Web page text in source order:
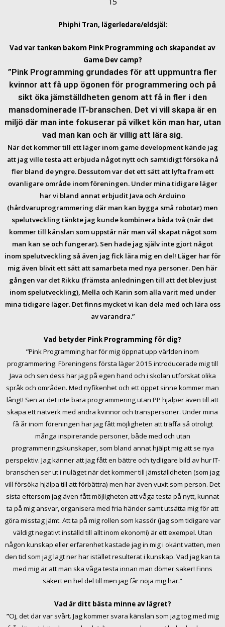
Phiphi Tran, lägerledare/eldsjäl:
Vad var tanken bakom Pink Programming och skapandet av
Game Dev camp?
”Pink Programming grundades för att uppmuntra fler
kvinnor att få upp ögonen för programmering och på
sikt öka jämställdheten genom att få in fler i den
mansdominerade IT-branschen. Det vi vill skapa är en
miljö där man inte fokuserar på vilket kön man har, utan
vad man kan och är villig att lära sig.
När det kommer till ett läger inom game development kände jag
att jag ville testa att erbjuda något nytt och samtidigt försöka nå
fler bland de yngre. Dessutom var det ett sätt att lyfta fram ett
ovanligare område inom föreningen. Under mina tidigare läger
har vi bland annat erbjudit Java och Arduino
(hårdvaruprogrammering där man kan bygga små robotar) men
spelutveckling tänkte jag kunde kombinera båda två (när det
kommer till känslan som uppstår när man väl skapat något som
man kan se och fungerar). Sen hade jag själv inte gjort något
inom spelutveckling så även jag fick lära mig en del! Läger har för
mig även blivit ett sätt att samarbeta med nya personer. Den här
gången var det Rikku (främsta anledningen till att det blev just
inom spelutveckling), Mella och Karin som alla varit med under
mina tidigare läger. Det finns mycket vi kan dela med och lära oss
av varandra.”
Vad betyder Pink Programming för dig?
”Pink Programming har för mig öppnat upp världen inom
programmering. Föreningens första läger 2015 introducerade mig till
Java och sen dess har jag på egen hand och i skolan utforskat olika
språk och områden. Med nyfikenhet och ett öppet sinne kommer man
långt! Sen är det inte bara programmering utan PP hjälper även till att
skapa ett nätverk med andra kvinnor och transpersoner. Under mina
få år inom föreningen har jag fått möjligheten att träffa så otroligt
många inspirerande personer, både med och utan
programmeringskunskaper, som bland annat hjälpt mig att se nya
perspektiv. Jag känner att jag fått en bättre och tydligare bild av hur IT-
branschen ser ut i nuläget när det kommer till jämställdheten (som jag
vill försöka hjälpa till att förbättra) men har även vuxit som person. Det
sista eftersom jag även fått möjligheten att våga testa på nytt, kunnat
ta på mig ansvar, organisera med fria händer samt utsätta mig för att
göra misstag jämt. Att ta på mig rollen som kassör (jag som tidigare var
väldigt negativt inställd till allt inom ekonomi) är ett exempel. Utan
någon kunskap eller erfarenhet kastade jag in mig i okänt vatten, men
den tid som jag lagt ner har istället resulterat i kunskap. Vad jag kan ta
med mig är att man ska våga testa innan man dömer saker! Finns
säkert en hel del till men jag får nöja mig här.”
Vad är ditt bästa minne av lägret?
”Oj, det där var svårt. Jag kommer svara känslan som jag tog med mig